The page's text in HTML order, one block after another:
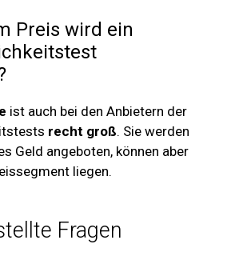
Preis wird ein
ist auch bei den Anbietern der
recht groß. Sie werden
Geld angeboten, können aber
liegen.
Fragen